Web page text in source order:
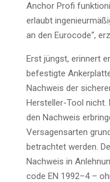
Anchor Pro­fi
erlaubt
an den Euro­code“,
Erst jüngst, erin­nert
befes­tig­te
Nach­weis der
Her­stel­ler-Tool
den Nach­weis
Ver­sa­gens­ar­ten
betrach­tet wer­den.
Nach­weis in
code EN 1992–4 –